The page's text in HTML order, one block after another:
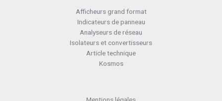
Afficheurs grand format
Indicateurs de panneau
Analyseurs de réseau
Isolateurs et convertisseurs
Article technique
Kosmos